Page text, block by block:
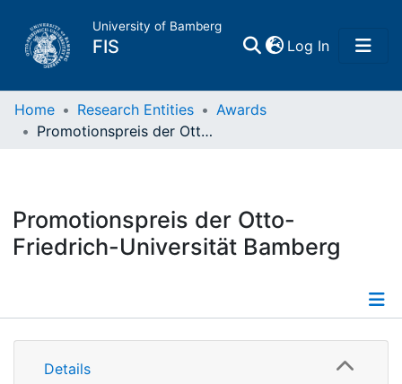
University of Bamberg
FIS Log In(current)
Home
Research Data
Projects
Home Research Entities
Awards
Promotionspreis der Otto-Friedrich-Universität Bamberg
Promotionspreis der Otto-
Friedrich-Universität Bamberg
Information
Details